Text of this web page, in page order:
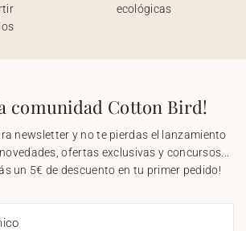
ecológicas
comunidad Cotton Bird!
newsletter y no te pierdas el lanzamiento
ofertas exclusivas y concursos...
un 5€ de descuento en tu primer pedido!